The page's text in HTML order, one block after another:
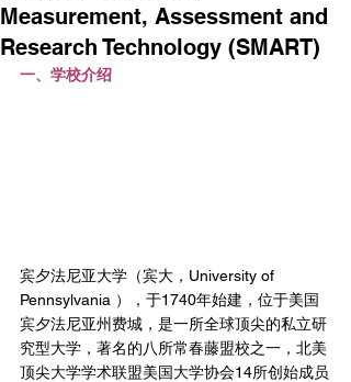
Measurement, Assessment and
Research Technology (SMART)
一、学校介绍
宾夕法尼亚大学（宾大，University of
Pennsylvania ），于1740年始建，位于美国
宾夕法尼亚州费城，是一所全球顶尖的私立研
究型大学，著名的八所常春藤盟校之一，北美
顶尖大学学术联盟美国大学协会14所创始成员